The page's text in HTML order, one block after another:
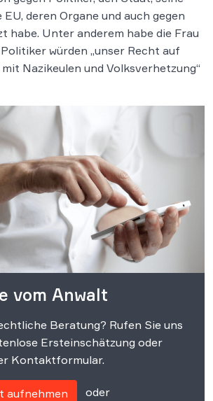
EU, deren Organe und auch gegen
habe. Unter anderem habe die Frau
würden „unser Recht auf
Nazikeulen und Volksverhetzung“
vom Anwalt
Beratung? Rufen Sie uns
Ersteinschätzung oder
Kontaktformular.
aufnehmen oder